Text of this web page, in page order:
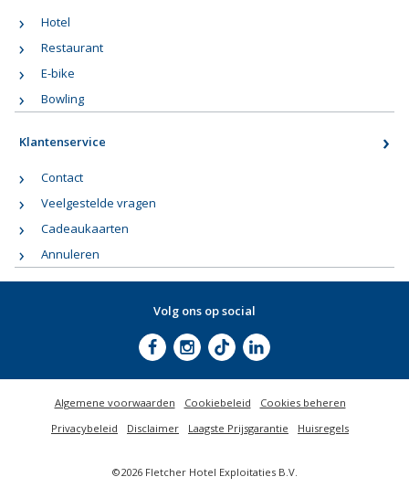
Hotel
Restaurant
E-bike
Bowling
Klantenservice
Contact
Veelgestelde vragen
Cadeaukaarten
Annuleren
Volg ons op social
©2026 Fletcher Hotel Exploitaties B.V.
Algemene voorwaarden Cookiebeleid
Cookies beheren
Privacybeleid
Disclaimer Laagste Prijsgarantie Huisregels